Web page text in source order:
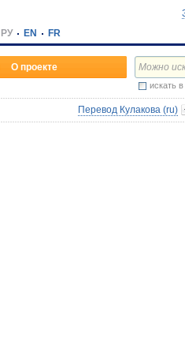
РУ EN FR
О проекте
искать
Перевод Кулакова (ru)